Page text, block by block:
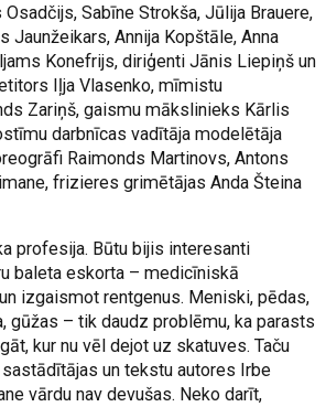
Sabīne Strokša, Jūlija Brauere,
Jaunžeikars, Annija Kopštāle, Anna
Konefrijs, diriģenti Jānis Liepiņš un
Iļja Vlasenko, mīmistu
Zariņš, gaismu mākslinieks Kārlis
darbnīcas vadītāja modelētāja
Raimonds Martinovs, Antons
frizieres grimētājas Anda Šteina
profesija. Būtu bijis interesanti
baleta eskorta – medicīniskā
izgaismot rentgenus. Meniski, pēdas,
gūžas – tik daudz problēmu, ka parasts
kur nu vēl dejot uz skatuves. Taču
un tekstu autores Irbe
vārdu nav devušas. Neko darīt,